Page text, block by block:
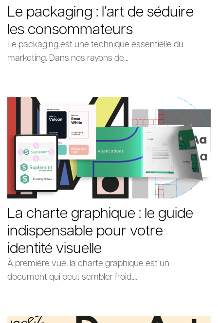
Le packaging : l’art de séduire
les consommateurs
Le packaging est une technique essentielle du
marketing. Dans nos rayons de...
La charte graphique : le guide
indispensable pour votre
identité visuelle
À première vue, la charte graphique est un
document qui peut sembler froid,...